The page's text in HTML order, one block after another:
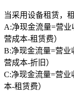
当采用设备租赁，
A:净现金流量=营
营成本-租赁费）
B:净现金流量=营业
营成本-折旧）
C:净现金流量=营
本-租赁费）